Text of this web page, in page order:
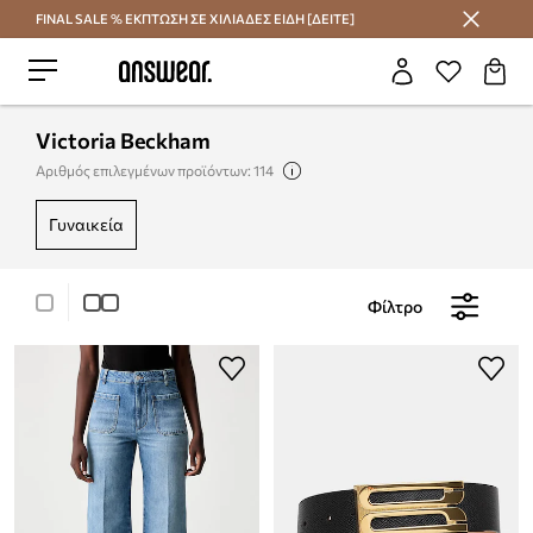
Εξοικονομήστε με το Answear Club
FINAL SALE % ΕΚΠΤΩΣΗ ΣΕ ΧΙΛΙΑΔΕΣ ΕΙΔΗ [ΔΕΙΤΕ]
Victoria Beckham
Αριθμός επιλεγμένων προϊόντων: 114
γυναικεία
Φίλτρο